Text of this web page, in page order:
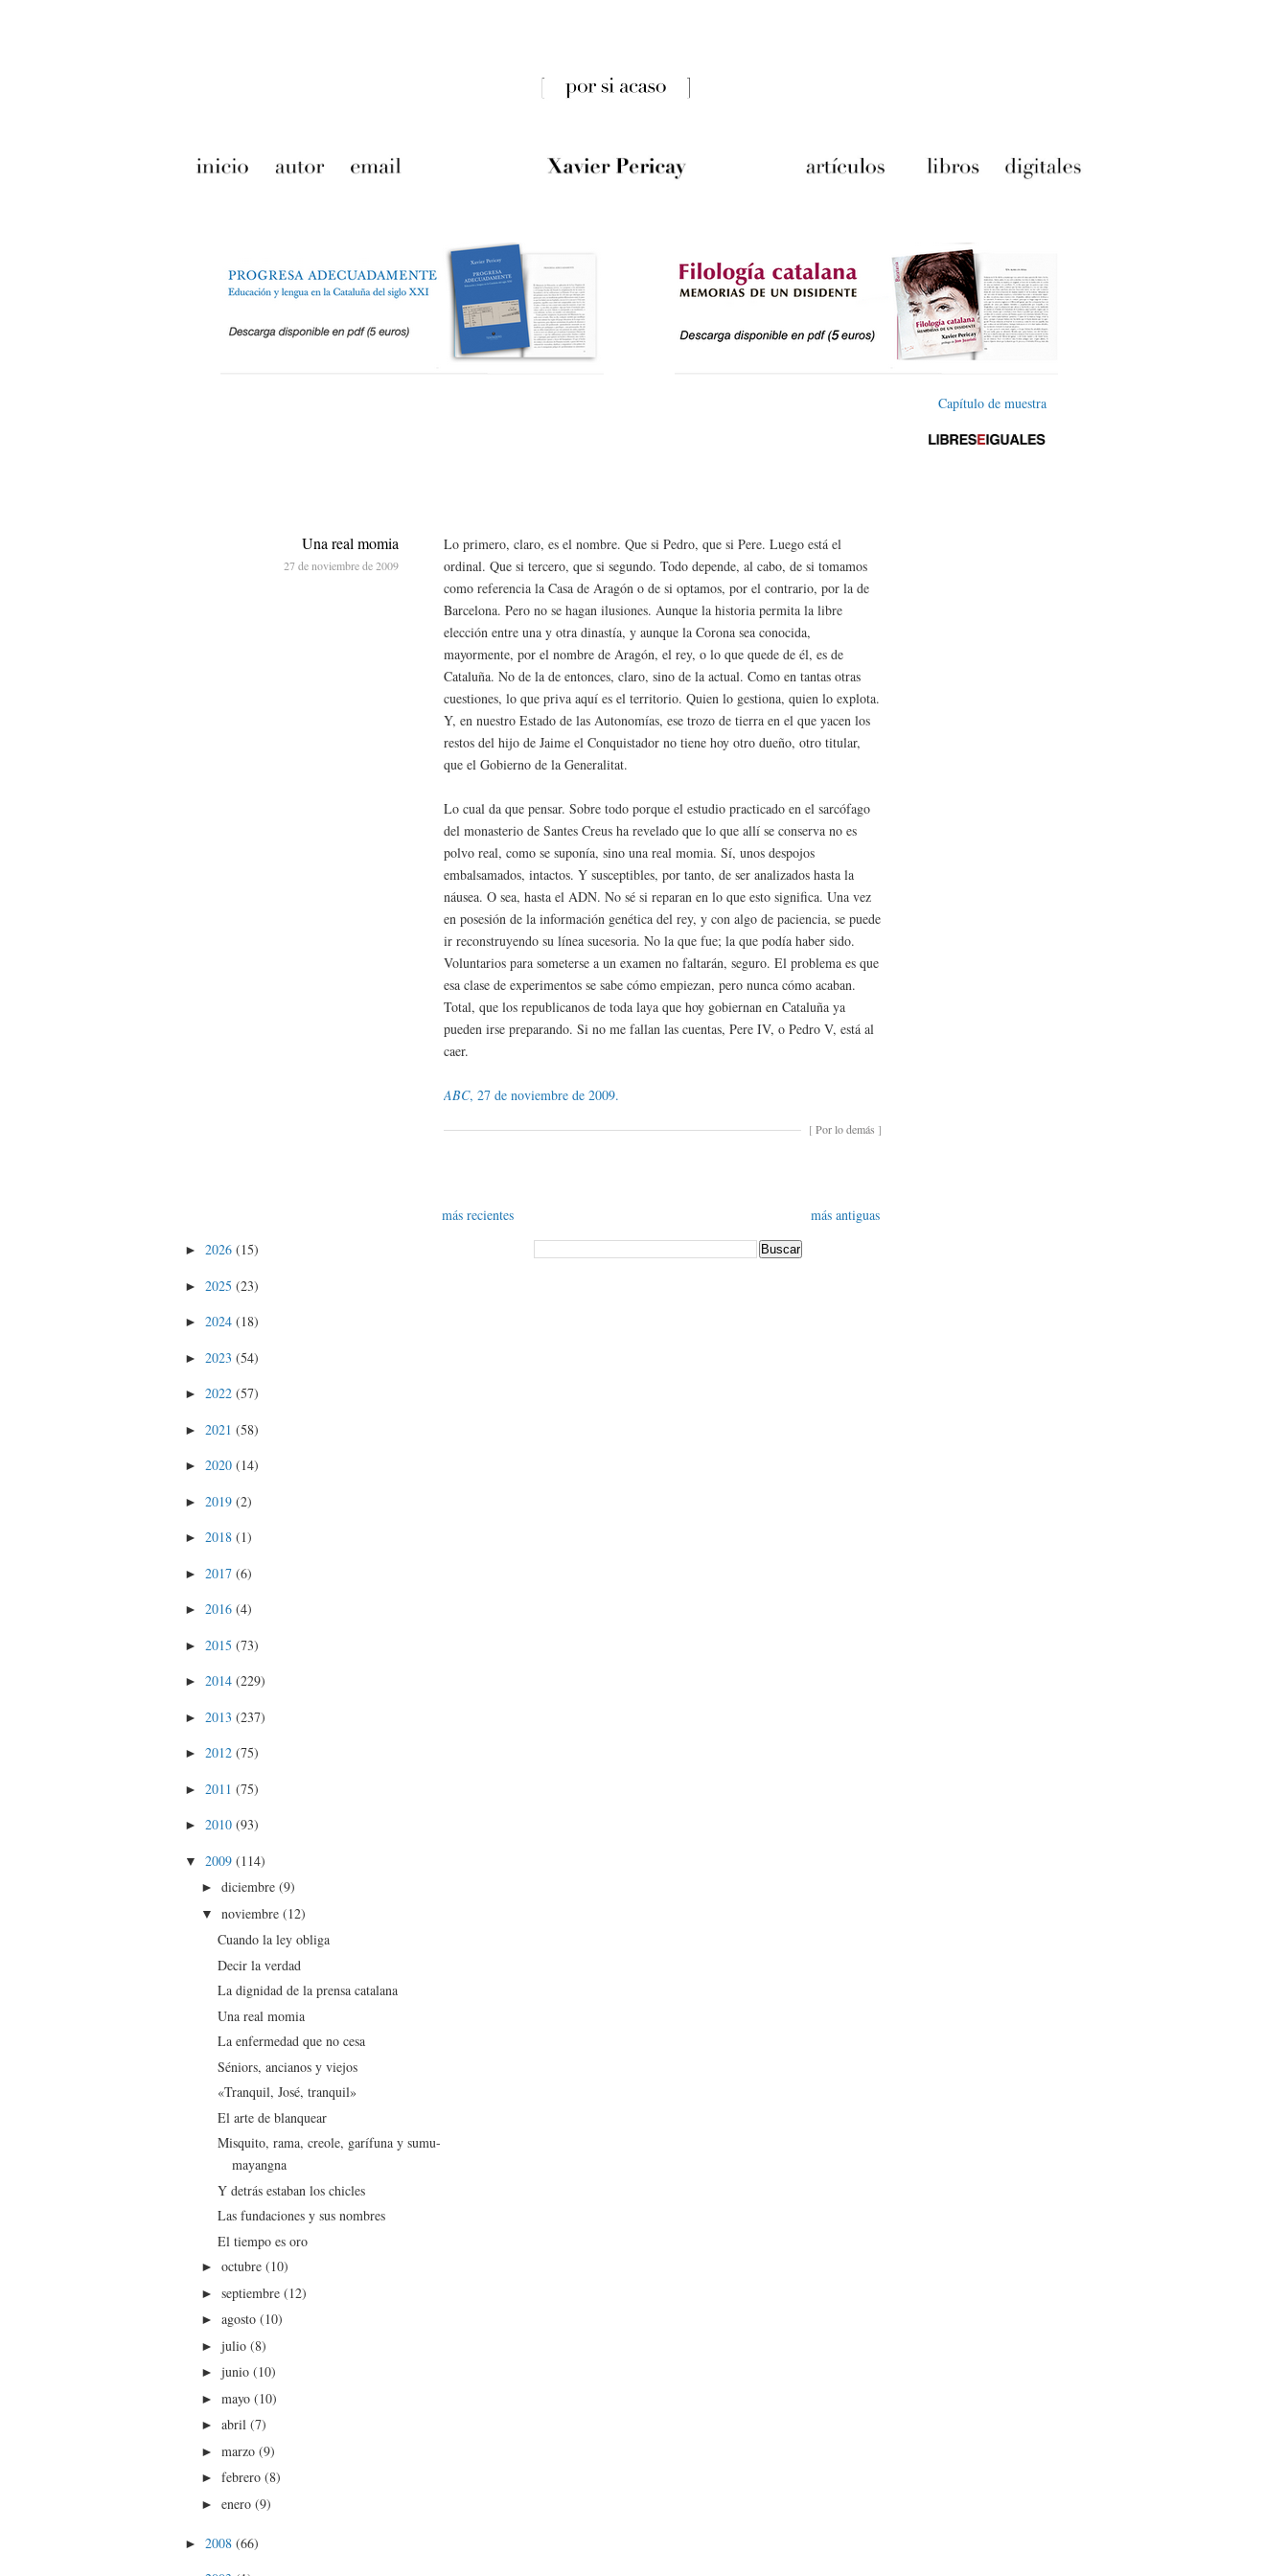
Capítulo de muestra
Lo primero, claro, es el nombre. Que si Pedro, que si Pere. Luego está el
ordinal. Que si tercero, que si segundo. Todo depende, al cabo, de si tomamos
como referencia la Casa de Aragón o de si optamos, por el contrario, por la de
Barcelona. Pero no se hagan ilusiones. Aunque la historia permita la libre
elección entre una y otra dinastía, y aunque la Corona sea conocida,
mayormente, por el nombre de Aragón, el rey, o lo que quede de él, es de
Cataluña. No de la de entonces, claro, sino de la actual. Como en tantas otras
cuestiones, lo que priva aquí es el territorio. Quien lo gestiona, quien lo explota.
Y, en nuestro Estado de las Autonomías, ese trozo de tierra en el que yacen los
restos del hijo de Jaime el Conquistador no tiene hoy otro dueño, otro titular,
que el Gobierno de la Generalitat.
Lo cual da que pensar. Sobre todo porque el estudio practicado en el sarcófago
del monasterio de Santes Creus ha revelado que lo que allí se conserva no es
polvo real, como se suponía, sino una real momia. Sí, unos despojos
embalsamados, intactos. Y susceptibles, por tanto, de ser analizados hasta la
náusea. O sea, hasta el ADN. No sé si reparan en lo que esto significa. Una vez
en posesión de la información genética del rey, y con algo de paciencia, se puede
ir reconstruyendo su línea sucesoria. No la que fue; la que podía haber sido.
Voluntarios para someterse a un examen no faltarán, seguro. El problema es que
esa clase de experimentos se sabe cómo empiezan, pero nunca cómo acaban.
Total, que los republicanos de toda laya que hoy gobiernan en Cataluña ya
pueden irse preparando. Si no me fallan las cuentas, Pere IV, o Pedro V, está al
caer.
ABC, 27 de noviembre de 2009.
[Por lo demás ]
Una real momia
27 de noviembre de 2009
más recientes más antiguas
►2026(15)
►2025(23)
►2024(18)
►2023(54)
►2022(57)
►2021(58)
►2020(14)
►2019(2)
►2018(1)
►2017(6)
►2016(4)
►2015(73)
►2014(229)
►2013(237)
►2012(75)
►2011(75)
►2010(93)
▼2009(114)
►diciembre(9)
▼noviembre(12)
Cuando la ley obliga
Decir la verdad
La dignidad de la prensa catalana
Una real momia
La enfermedad que no cesa
Séniors, ancianos y viejos
«Tranquil, José, tranquil»
El arte de blanquear
Misquito, rama, creole, garífuna y sumu-
mayangna
Y detrás estaban los chicles
Las fundaciones y sus nombres
El tiempo es oro
►octubre(10)
►septiembre(12)
►agosto(10)
►julio(8)
►junio(10)
►mayo(10)
►abril(7)
►marzo(9)
►febrero(8)
►enero(9)
►2008(66)